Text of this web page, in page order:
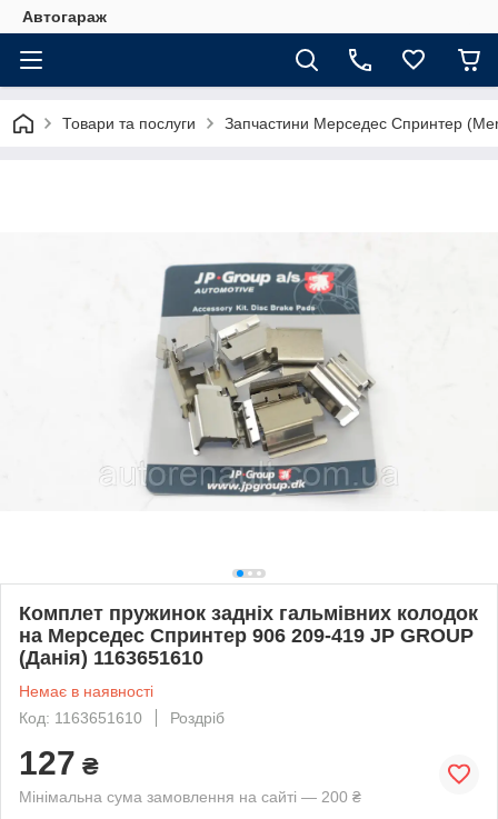
Автогараж
Товари та послуги Запчастини Мерседес Спринтер
Комплет пружинок задніх гальмівних колодок
на Мерседес Спринтер 906 209-419 JP GROUP
(Данія) 1163651610
Немає в наявності
Код: 1163651610
Роздріб
127 ₴
Мінімальна сума замовлення на сайті — 200 ₴